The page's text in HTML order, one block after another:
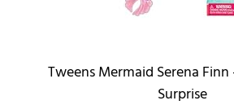
Tweens Mermaid Serena Finn
Surprise